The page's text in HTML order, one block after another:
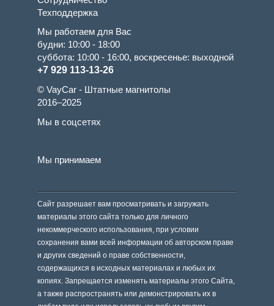
Техподдержка
Мы работаем для Вас
будни: 10:00 - 18:00
суббота: 10:00 - 16:00, воскресенье: выходной
+7 929 113-13-26
© VayCar - Штатные магнитолы
2016–2025
Мы в соцсетях
Мы принимаем
Сайт разрешает вам просматривать и загружать
материалы этого сайта только для личного
некоммерческого использования, при условии
сохранения вами всей информации об авторском праве
и других сведений о праве собственности,
содержащихся в исходных материалах и любых их
копиях. Запрещается изменять материалы этого Сайта,
а также распространять или демонстрировать их в